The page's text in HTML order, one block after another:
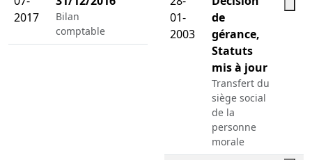
2017
Bilan
comptable
01-
2003
de
gérance,
Statuts
mis à jour
Transfert du
siège social
de la
personne
morale